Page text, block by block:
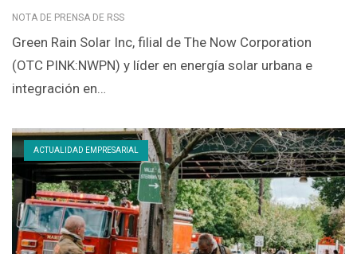
NOTA DE PRENSA DE RSS
Green Rain Solar Inc, filial de The Now Corporation
(OTC PINK:NWPN) y líder en energía solar urbana e
integración en…
ACTUALIDAD EMPRESARIAL